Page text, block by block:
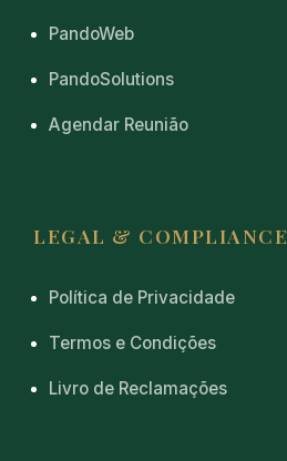
PandoWeb
PandoSolutions
Agendar Reunião
LEGAL & COMPLIANCE
Política de Privacidade
Termos e Condições
Livro de Reclamações